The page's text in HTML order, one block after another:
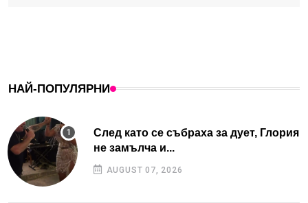
НАЙ-ПОПУЛЯРНИ
След като се събраха за дует, Глория
не замълча и...
AUGUST 07, 2026